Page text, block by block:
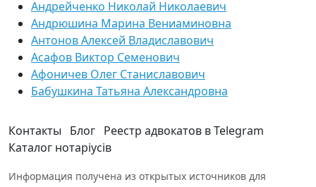
Андрейченко Николай Николаевич
Андрюшина Марина Вениаминовна
Антонов Алексей Владиславович
Асафов Виктор Семенович
Афоничев Олег Станиславович
Бабушкина Татьяна Александровна
Контакты Блог Реестр адвокатов в Telegram
Каталог нотаріусів
Информация получена из открытых источников для